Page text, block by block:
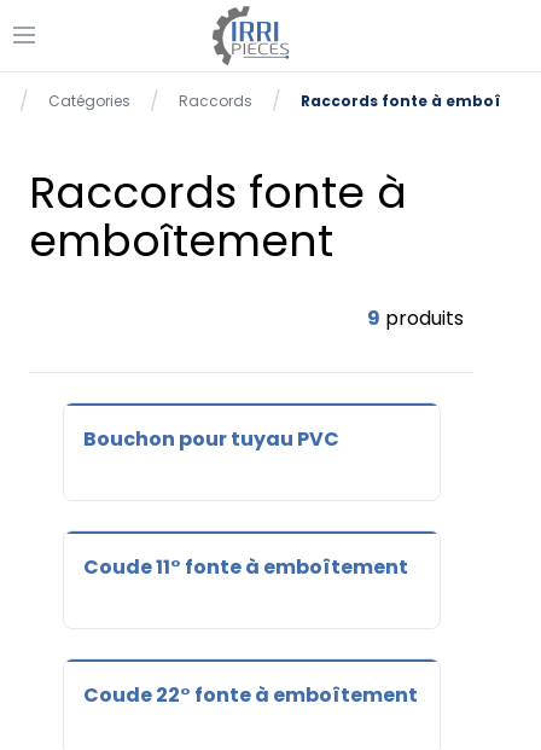
Ouvrir le menu
Accueil
/ Catégories / Raccords / Raccords fonte à
Raccords fonte à
emboîtement
9 produits
Bouchon pour tuyau PVC
Coude 11° fonte à emboîtement
Coude 22° fonte à emboîtement